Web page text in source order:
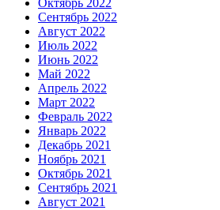
Сентябрь 2022
Август 2022
Июль 2022
Июнь 2022
Май 2022
Апрель 2022
Март 2022
Февраль 2022
Январь 2022
Декабрь 2021
Ноябрь 2021
Октябрь 2021
Сентябрь 2021
Август 2021